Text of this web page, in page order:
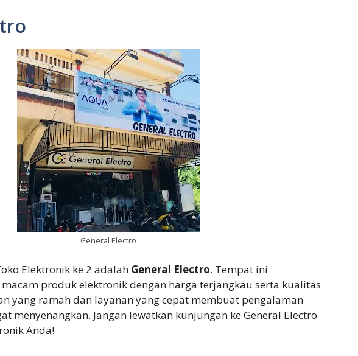
General Electro
Elektronik ke 2 adalah General Electro. Tempat ini
produk elektronik dengan harga terjangkau serta kualitas
yang ramah dan layanan yang cepat membuat pengalaman
menyenangkan. Jangan lewatkan kunjungan ke General Electro
Anda!